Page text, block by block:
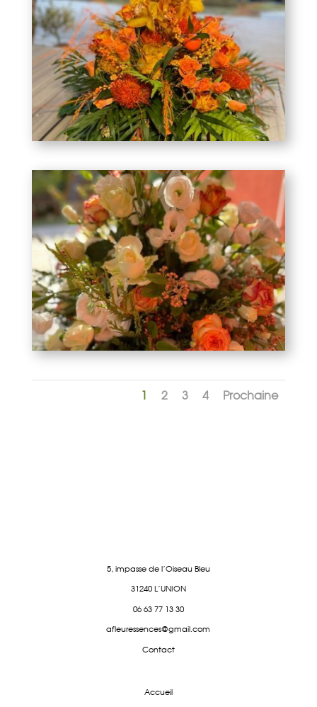
2 3 4 Prochaine
5, impasse de l'Oiseau Bleu
31240 L'UNION
06 63 77 13 30
afleuressences@gmail.com
Contact
Accueil